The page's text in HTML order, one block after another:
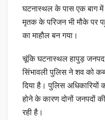
घटनास्थल के पास एक बाग में
मृतक के परिजन भी मौके पर
का माहौल बन गया।
चूंकि घटनास्थल हापुड़ जनपद
सिंभावली पुलिस ने शव को
दिया है। पुलिस अधिकारियों
होने के कारण दोनों जनपदों
रही है।